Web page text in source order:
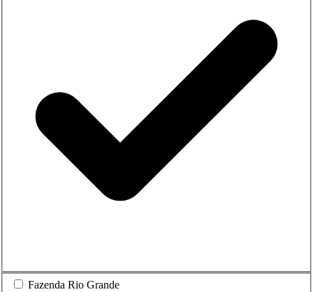
Fazenda Rio Grande